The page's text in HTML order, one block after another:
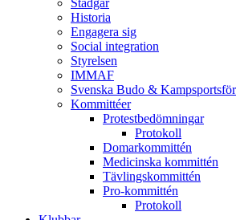
Stadgar
Historia
Engagera sig
Social integration
Styrelsen
IMMAF
Svenska Budo &
Kommittéer
Protestbedömningar
Protokoll
Domarkommittén
Medicinska kommittén
Tävlingskommittén
Pro-kommittén
Protokoll